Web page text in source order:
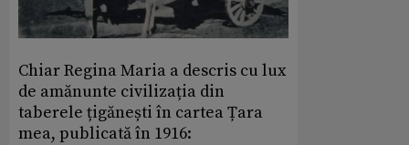
Chiar Regina Maria a descris cu lux
de amănunte civilizația din
taberele țigănești în cartea Țara
mea, publicată în 1916: